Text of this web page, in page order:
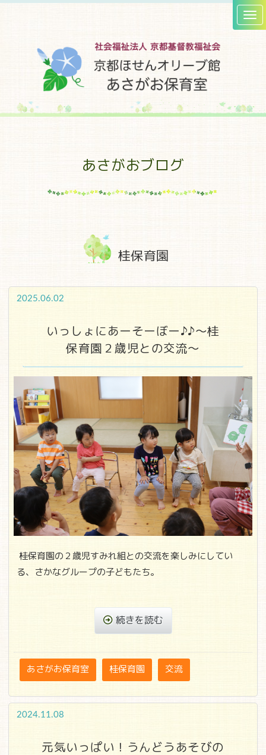
あさがおブログ
桂保育園
2025.06.02
いっしょにあーそーぼー♪♪～桂
保育園２歳児との交流～
桂保育園の２歳児すみれ組との交流を楽しみにしてい
る、さかなグループの子どもたち。
続きを読む
あさがお保育室 桂保育園 交流
2024.11.08
元気いっぱい！うんどうあそびの